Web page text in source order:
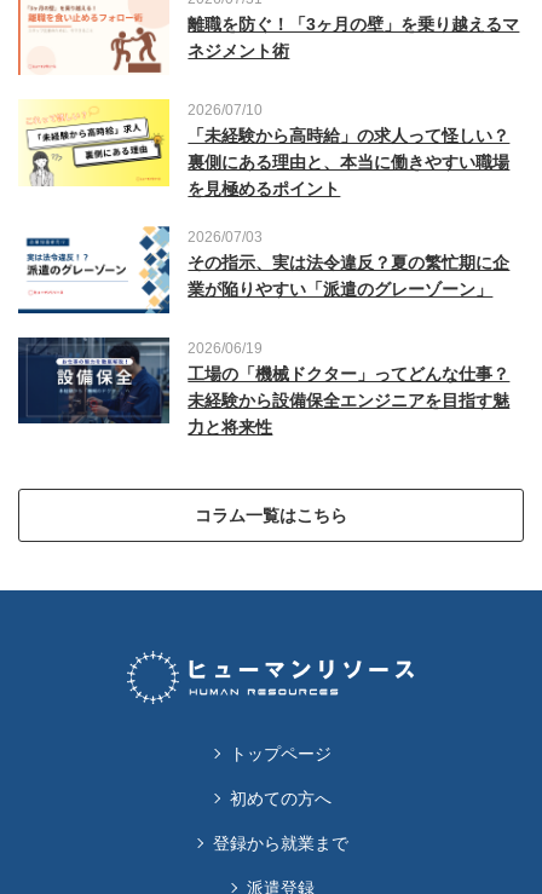
離職を防ぐ！「3ヶ月の壁」を乗り越えるマ
ネジメント術
2026/07/10
「未経験から高時給」の求人って怪しい？
裏側にある理由と、本当に働きやすい職場
を見極めるポイント
2026/07/03
その指示、実は法令違反？夏の繁忙期に企
業が陥りやすい「派遣のグレーゾーン」
2026/06/19
工場の「機械ドクター」ってどんな仕事？
未経験から設備保全エンジニアを目指す魅
力と将来性
コラム一覧はこちら
トップページ
初めての方へ
登録から就業まで
派遣登録